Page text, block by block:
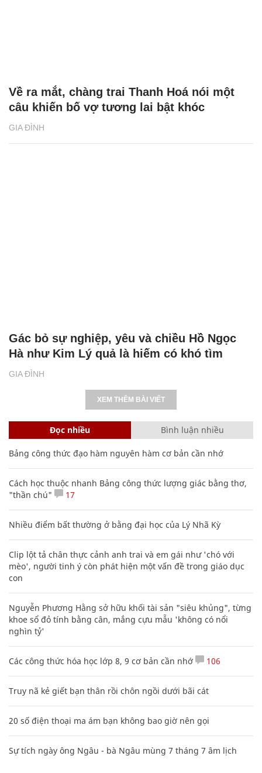
GIA ĐÌNH
Về ra mắt, chàng trai Thanh Hoá nói một
câu khiến bố vợ tương lai bật khóc
GIA ĐÌNH
Gác bỏ sự nghiệp, yêu và chiều Hồ Ngọc
Hà như Kim Lý quả là hiếm có khó tìm
XEM THÊM BÀI VIẾT
Đọc nhiều Bình luận nhiều
Bảng công thức đạo hàm nguyên hàm cơ bản cần nhớ
Cách học thuộc nhanh Bảng công thức lượng giác bằng thơ,
"thần chú"
17
Nhiều điểm bất thường ở bằng đại học của Lý Nhã Kỳ
Clip lột tả chân thực cảnh anh trai và em gái như 'chó với
mèo', người tinh ý còn phát hiện một vấn đề trong giáo dục
con
Nguyễn Phương Hằng sở hữu khối tài sản "siêu khủng", từng
khoe sổ đỏ tính bằng cân, mắng cựu mẫu 'không có nổi
nghìn tỷ'
Các công thức hóa học lớp 8, 9 cơ bản cần nhớ 106
Truy nã kẻ giết bạn thân rồi chôn ngồi dưới bãi cát
20 số điện thoại ma ám bạn không bao giờ nên gọi
Sự tích ngày ông Ngâu - bà Ngâu mùng 7 tháng 7 âm lịch